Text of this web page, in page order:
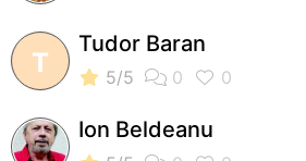
T
Tudor Baran
Ion Beldeanu